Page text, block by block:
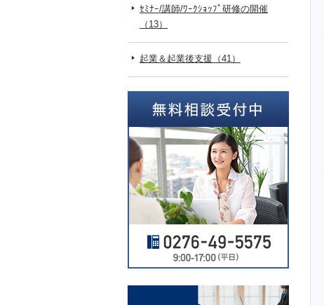
ｾﾐﾅｰ/講師/ﾜｰｸｼｮｯﾌﾟ研修の開催
（13）
起業＆起業後支援（41）